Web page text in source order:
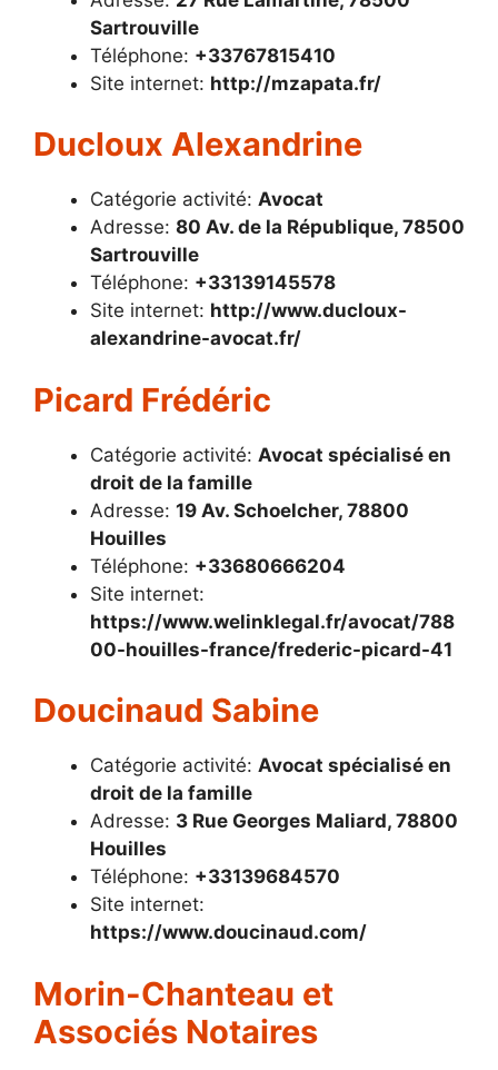
Sartrouville
Téléphone: +33767815410
Site internet: http://mzapata.fr/
Ducloux Alexandrine
Catégorie activité: Avocat
Adresse: 80 Av. de la République, 78500
Sartrouville
Téléphone: +33139145578
Site internet: http://www.ducloux-
alexandrine-avocat.fr/
Picard Frédéric
Catégorie activité: Avocat spécialisé en
droit de la famille
Adresse: 19 Av. Schoelcher, 78800
Houilles
Téléphone: +33680666204
Site internet:
https://www.welinklegal.fr/avocat/788
00-houilles-france/frederic-picard-41
Doucinaud Sabine
Catégorie activité: Avocat spécialisé en
droit de la famille
Adresse: 3 Rue Georges Maliard, 78800
Houilles
Téléphone: +33139684570
Site internet:
https://www.doucinaud.com/
Morin-Chanteau et
Associés Notaires